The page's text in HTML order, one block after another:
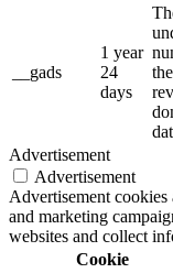
__gads
1 year
24
days
Advertisement
Advertisement
Advertisement
and marketing
websites and collect
Cookie